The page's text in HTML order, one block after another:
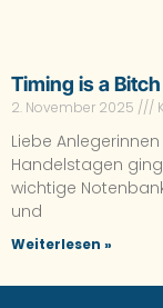
Timing is a Bitch
2. November 2025
Liebe
Handelstagen
wichtige
und
Weiterlesen »